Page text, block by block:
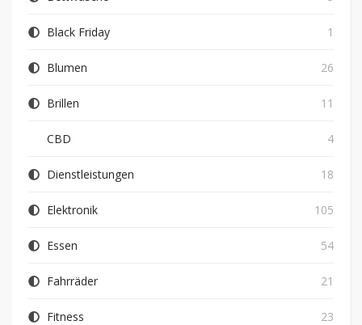
Black Friday 1
Blumen 26
Brillen 11
CBD 4
Dienstleistungen 18
Elektronik 105
Essen 54
Fahrräder 21
Fitness 23